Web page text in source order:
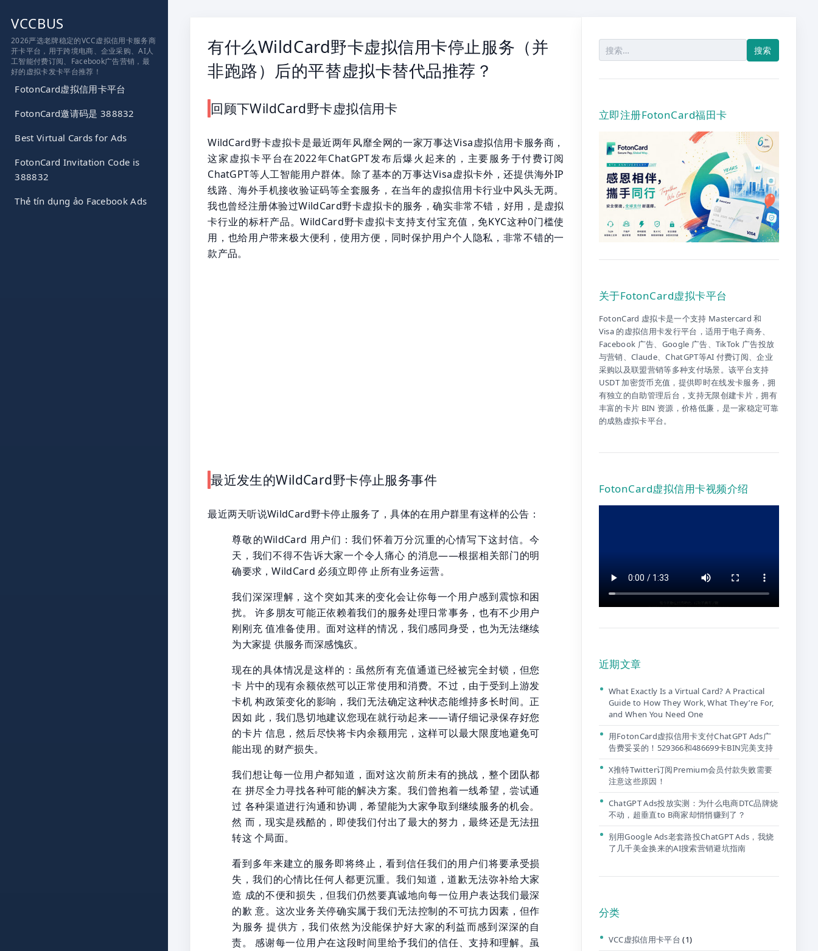
VCCBUS
2026严选老牌稳定的VCC虚拟信用卡服务商
开卡平台，用于跨境电商、企业采购、AI人
工智能付费订阅、Facebook广告营销，最
好的虚拟卡发卡平台推荐！
FotonCard虚拟信用卡平台
FotonCard邀请码是 388832
Best Virtual Cards for Ads
FotonCard Invitation Code is
388832
Thẻ tín dụng ảo Facebook Ads
有什么WildCard野卡虚拟信用卡停止服务（并
非跑路）后的平替虚拟卡替代品推荐？
回顾下WildCard野卡虚拟信用卡
WildCard野卡虚拟卡是最近两年风靡全网的一家万事达Visa虚拟信用卡服务商，
这家虚拟卡平台在2022年ChatGPT发布后爆火起来的，主要服务于付费订阅
ChatGPT等人工智能用户群体。除了基本的万事达Visa虚拟卡外，还提供海外IP
线路、海外手机接收验证码等全套服务，在当年的虚拟信用卡行业中风头无两。
我也曾经注册体验过WildCard野卡虚拟卡的服务，确实非常不错，好用，是虚拟
卡行业的标杆产品。WildCard野卡虚拟卡支持支付宝充值，免KYC这种0门槛使
用，也给用户带来极大便利，使用方便，同时保护用户个人隐私，非常不错的一
款产品。
最近发生的WildCard野卡停止服务事件
最近两天听说WildCard野卡停止服务了，具体的在用户群里有这样的公告：
尊敬的WildCard 用户们：我们怀着万分沉重的心情写下这封信。今
天，我们不得不告诉大家一个令人痛心 的消息——根据相关部门的明
确要求，WildCard 必须立即停 止所有业务运营。
我们深深理解，这个突如其来的变化会让你每一个用户感到震惊和困
扰。 许多朋友可能正依赖着我们的服务处理日常事务，也有不少用户
刚刚充 值准备使用。面对这样的情况，我们感同身受，也为无法继续
为大家提 供服务而深感愧疚。
现在的具体情况是这样的：虽然所有充值通道已经被完全封锁，但您
卡 片中的现有余额依然可以正常使用和消费。不过，由于受到上游发
卡机 构政策变化的影响，我们无法确定这种状态能维持多长时间。正
因如 此，我们恳切地建议您现在就行动起来——请仔细记录保存好您
的卡片 信息，然后尽快将卡内余额用完，这样可以最大限度地避免可
能出现 的财产损失。
我们想让每一位用户都知道，面对这次前所未有的挑战，整个团队都
在 拼尽全力寻找各种可能的解决方案。我们曾抱着一线希望，尝试通
过 各种渠道进行沟通和协调，希望能为大家争取到继续服务的机会。
然 而，现实是残酷的，即使我们付出了最大的努力，最终还是无法扭
转这 个局面。
看到多年来建立的服务即将终止，看到信任我们的用户们将要承受损
失，我们的心情比任何人都更沉重。我们知道，道歉无法弥补给大家
造 成的不便和损失，但我们仍然要真诚地向每一位用户表达我们最深
的歉 意。这次业务关停确实属于我们无法控制的不可抗力因素，但作
为服务 提供方，我们依然为没能保护好大家的利益而感到深深的自
责。 感谢每一位用户在这段时间里给予我们的信任、支持和理解。虽
索：
立即注册FotonCard福田卡
关于FotonCard虚拟卡平台
FotonCard 虚拟卡是一个支持 Mastercard 和
Visa 的虚拟信用卡发行平台，适用于电子商务、
Facebook 广告、Google 广告、TikTok 广告投放
与营销、Claude、ChatGPT等AI 付费订阅、企业
采购以及联盟营销等多种支付场景。该平台支持
USDT 加密货币充值，提供即时在线发卡服务，拥
有独立的自助管理后台，支持无限创建卡片，拥有
丰富的卡片 BIN 资源，价格低廉，是一家稳定可靠
的成熟虚拟卡平台。
FotonCard虚拟信用卡视频介绍
近期文章
What Exactly Is a Virtual Card? A Practical
Guide to How They Work, What They’re For,
and When You Need One
用FotonCard虚拟信用卡支付ChatGPT Ads广
告费妥妥的！529366和486699卡BIN完美支持
X推特Twitter订阅Premium会员付款失败需要
注意这些原因！
ChatGPT Ads投放实测：为什么电商DTC品牌烧
不动，超垂直to B商家却悄悄赚到了？
别用Google Ads老套路投ChatGPT Ads，我烧
了几千美金换来的AI搜索营销避坑指南
分类
VCC虚拟信用卡平台 (1)